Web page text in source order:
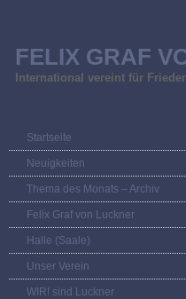
FELIX GRAF
International vereint für
Startseite
Neuigkeiten
Thema des Monats – Archiv
Felix Graf von Luckner
Halle (Saale)
Unser Verein
WIR! sind Luckner